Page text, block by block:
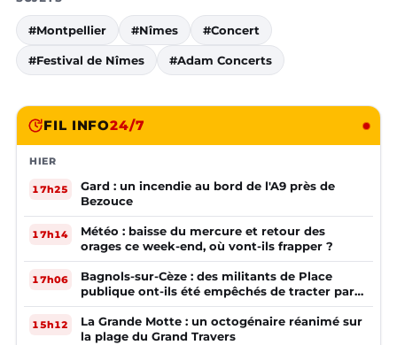
#Montpellier #Nîmes #Concert
#Festival de Nîmes #Adam Concerts
FIL INFO24/7
HIER
17h25
Gard : un incendie au bord de l'A9 près de
Bezouce
17h14
Météo : baisse du mercure et retour des
orages ce week-end, où vont-ils frapper ?
17h06
Bagnols-sur-Cèze : des militants de Place
publique ont-ils été empêchés de tracter par
la mairie ?
15h12
La Grande Motte : un octogénaire réanimé sur
la plage du Grand Travers